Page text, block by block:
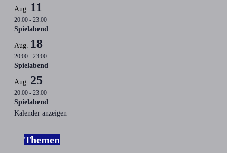
Aug. 11
20:00 - 23:00
Spielabend
Aug. 18
20:00 - 23:00
Spielabend
Aug. 25
20:00 - 23:00
Spielabend
Kalender anzeigen
Themen